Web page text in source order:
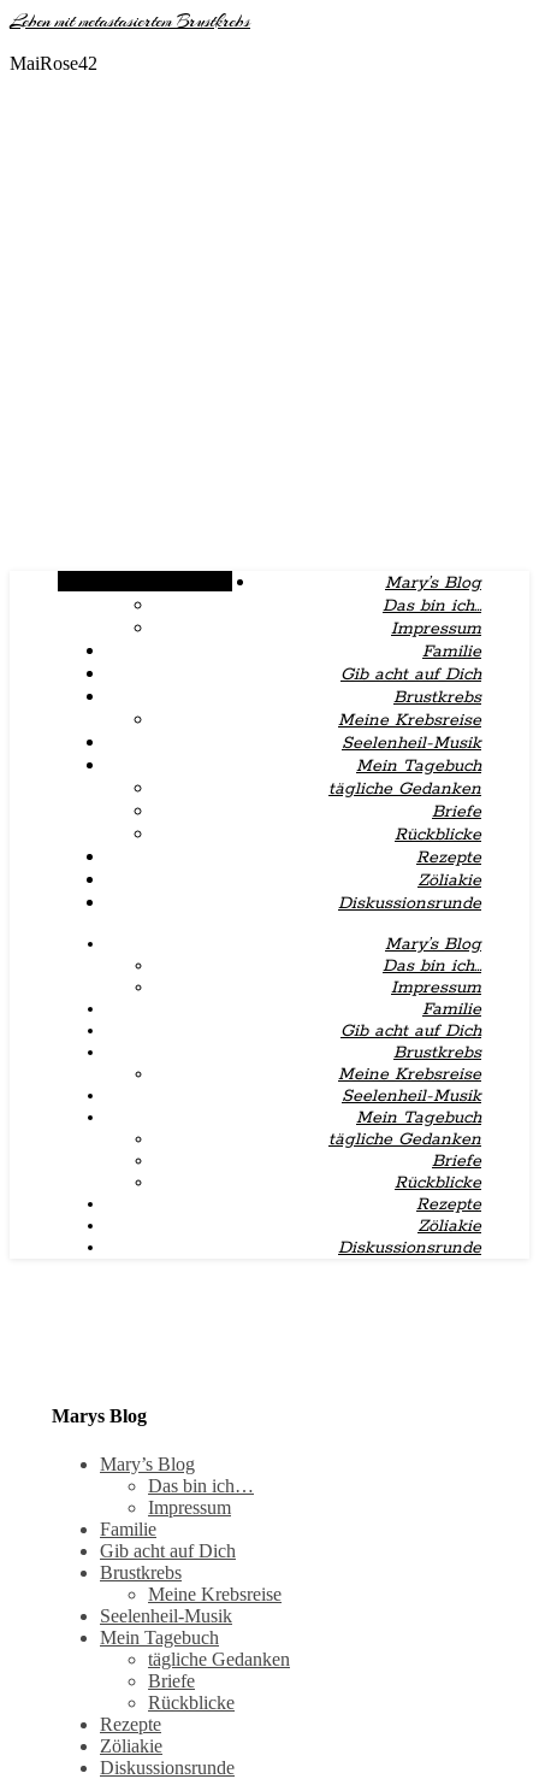
Leben mit metastasiertem Brustkrebs
MaiRose42
Mary’s Blog
Das bin ich…
Impressum
Familie
Gib acht auf Dich
Brustkrebs
Meine Krebsreise
Seelenheil-Musik
Mein Tagebuch
tägliche Gedanken
Briefe
Rückblicke
Rezepte
Zöliakie
Diskussionsrunde
Mary’s Blog
Das bin ich…
Impressum
Familie
Gib acht auf Dich
Brustkrebs
Meine Krebsreise
Seelenheil-Musik
Mein Tagebuch
tägliche Gedanken
Briefe
Rückblicke
Rezepte
Zöliakie
Diskussionsrunde
Marys Blog
Mary’s Blog
Das bin ich…
Impressum
Familie
Gib acht auf Dich
Brustkrebs
Meine Krebsreise
Seelenheil-Musik
Mein Tagebuch
tägliche Gedanken
Briefe
Rückblicke
Rezepte
Zöliakie
Diskussionsrunde